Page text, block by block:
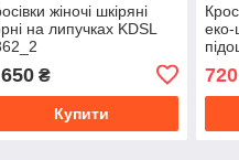
жіночі шкіряні
на липучках KDSL
₴
Купити
еко-
720